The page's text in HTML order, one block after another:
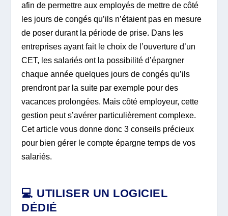
afin de permettre aux employés de mettre de côté
les jours de congés qu’ils n’étaient pas en mesure
de poser durant la période de prise. Dans les
entreprises ayant fait le choix de l’ouverture d’un
CET, les salariés ont la possibilité d’épargner
chaque année quelques jours de congés qu’ils
prendront par la suite par exemple pour des
vacances prolongées. Mais côté employeur, cette
gestion peut s’avérer particulièrement complexe.
Cet article vous donne donc 3 conseils précieux
pour bien gérer le compte épargne temps de vos
salariés.
💻 UTILISER UN LOGICIEL
DÉDIÉ